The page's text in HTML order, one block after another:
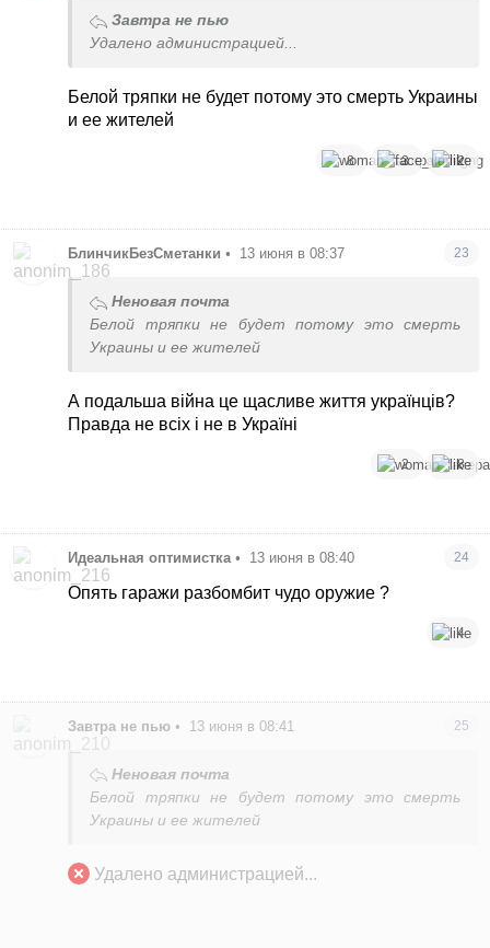
Завтра не пью
Удалено администрацией...
Белой тряпки не будет потому это смерть Украины
и ее жителей
8 3 2
БлинчикБезСметанки • 13 июня в 08:37 23
Неновая почта
Белой тряпки не будет потому это смерть
Украины и ее жителей
А подальша війна це щасливе життя українців?
Правда не всіх і не в Україні
2 8
Идеальная оптимистка • 13 июня в 08:40 24
Опять гаражи разбомбит чудо оружие ?
4
Завтра не пью • 13 июня в 08:41 25
Неновая почта
Белой тряпки не будет потому это смерть
Украины и ее жителей
Удалено администрацией...